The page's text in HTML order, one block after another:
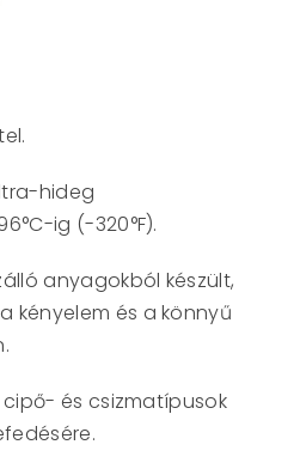
hideg
ig (-320°F).
anyagokból készült,
kényelem és a könnyű
cipő- és csizmatípusok